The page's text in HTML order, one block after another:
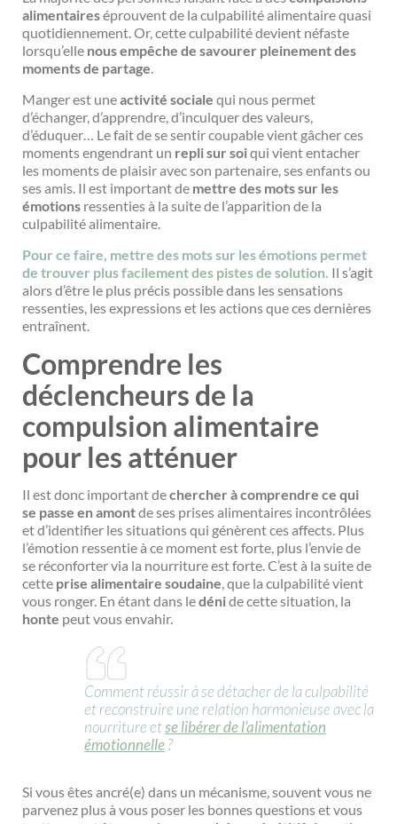
alimentaireséprouvent de la culpabilité alimentaire quasi
quotidiennement. Or, cette culpabilité devient néfaste
lorsqu’elle nous empêche de savourer pleinement des
moments de partage
Manger est uneactivité sociale qui nous permet
d’échanger, d’apprendre, d’inculquer des valeurs,
d’éduquer… Le fait de se sentir coupable vient gâcher ces
moments engendrant un repli sur soiqui vient entacher
les moments de plaisir avec son partenaire, ses enfants ou
ses amis. Il est important de mettre des mots sur les
émotions ressenties à la suite de l’apparition de la
culpabilité alimentaire.
Pour ce faire, mettre des mots sur les émotions permet
de trouver plus facilement des pistes de solution. Il s’agit
alors d’être le plus précis possible dans les sensations
ressenties, les expressions et les actions que ces dernières
entraînent.
Comprendre les
déclencheurs de la
compulsion alimentaire
pour les atténuer
Il est donc important dechercher à comprendre ce qui
se passe en amontde ses prises alimentaires incontrôlées
et d’identifier les situations qui génèrent ces affects. Plus
l’émotion ressentie à ce moment est forte, plus l’envie de
se réconforter via la nourriture est forte. C’est à la suite de
cette prise alimentaire soudaine , que la culpabilité vient
vous ronger. En étant dans ledénide cette situation, la
honte peut vous envahir.
Comment réussir à se détacher de la culpabilité
et reconstruire une relation harmonieuse avec la
nourriture etse libérer de l’alimentation
émotionnelle?
Si vous êtes ancré(e) dans un mécanisme, souvent vous ne
parvenez plus à vous poser les bonnes questions et vous